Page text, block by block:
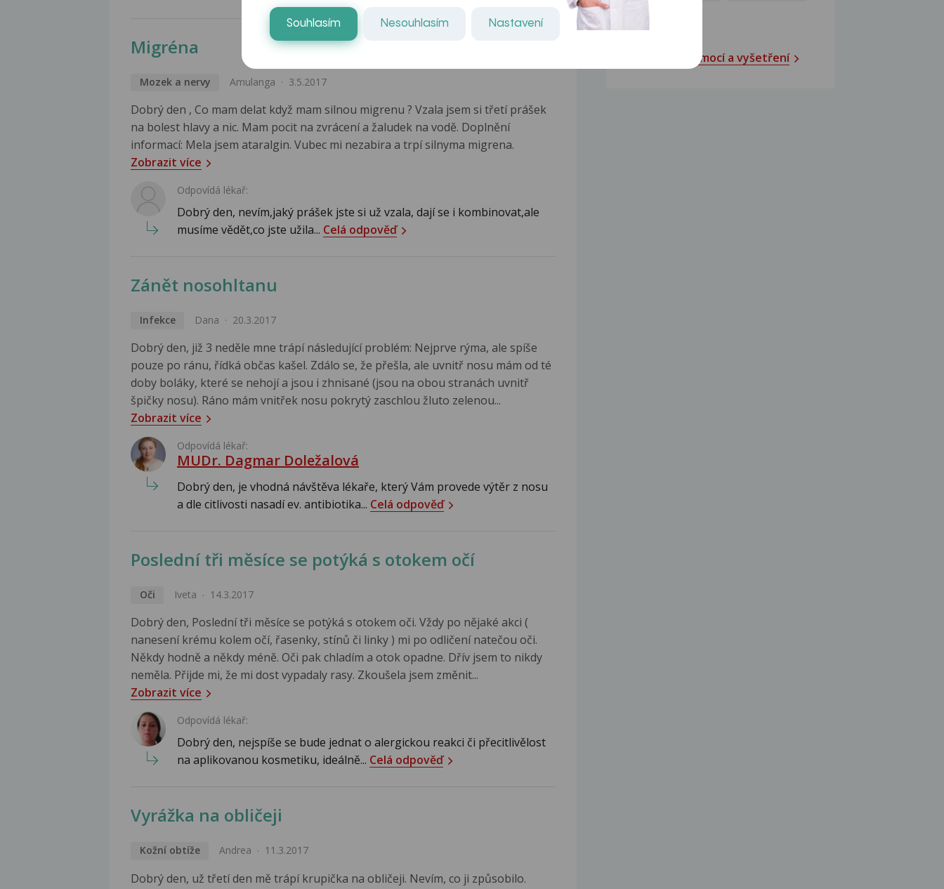
Migréna
Mozek a nervy Amulanga 3.5.2017
Dobrý den , Co mam delat když mam silnou migrenu ? Vzala jsem si třetí prášek
na bolest hlavy a nic. Mam pocit na zvrácení a žaludek na vodě. Doplnění
informací: Mela jsem ataralgin. Vubec mi nezabira a trpí silnyma migrena.
Zobrazit více
Odpovídá lékař:
Dobrý den, nevím,jaký prášek jste si už vzala, dají se i kombinovat,ale
musíme vědět,co jste užila... Celá odpověď
Zánět nosohltanu
Infekce Dana 20.3.2017
Dobrý den, již 3 neděle mne trápí následující problém: Nejprve rýma, ale spíše
pouze po ránu, řídká občas kašel. Zdálo se, že přešla, ale uvnitř nosu mám od té
doby boláky, které se nehojí a jsou i zhnisané (jsou na obou stranách uvnitř
špičky nosu). Ráno mám vnitřek nosu pokrytý zaschlou žluto zelenou...
Zobrazit více
Odpovídá lékař:
MUDr. Dagmar Doležalová
Dobrý den, je vhodná návštěva lékaře, který Vám provede výtěr z nosu
a dle citlivosti nasadí ev. antibiotika... Celá odpověď
Poslední tři měsíce se potýká s otokem očí
Oči Iveta 14.3.2017
Dobrý den, Poslední tři měsíce se potýká s otokem oči. Vždy po nějaké akci (
nanesení krému kolem očí, řasenky, stínů či linky ) mi po odličení natečou oči.
Někdy hodně a někdy méně. Oči pak chladím a otok opadne. Dřív jsem to nikdy
neměla. Přijde mi, že mi dost vypadaly rasy. Zkoušela jsem změnit...
Zobrazit více
Odpovídá lékař:
Dobrý den, nejspíše se bude jednat o alergickou reakci či přecitlivělost
na aplikovanou kosmetiku, ideálně... Celá odpověď
Vyrážka na obličeji
Kožní obtíže Andrea 11.3.2017
Dobrý den, už třetí den mě trápí krupička na obličeji. Nevím, co ji způsobilo.
Katalog nemocí a vyšetření
Souhlasím Nesouhlasím Nastavení